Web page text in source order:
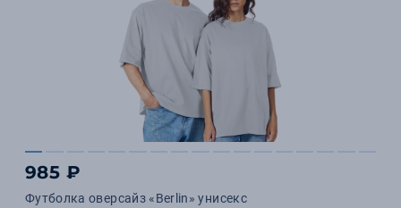
985 ₽
Футболка оверсайз «Berlin» унисекс